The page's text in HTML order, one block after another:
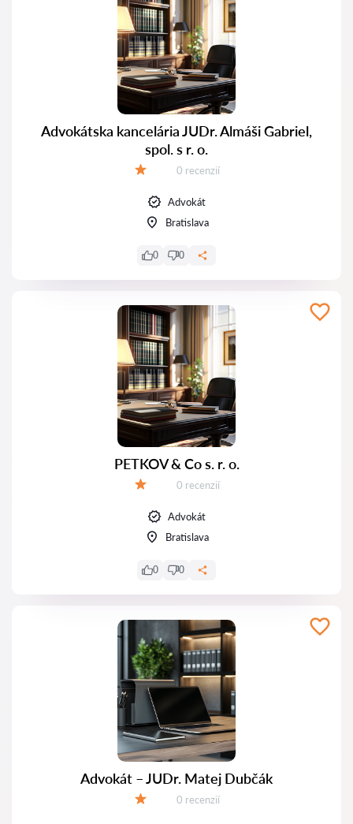
Advokátska kancelária JUDr. Almáši Gabriel,
spol. s r. o.
Recenzií:
0 recenzií
Advokát
Bratislava
0 0
PETKOV & Co s. r. o.
Recenzií:
0 recenzií
Advokát
Bratislava
0 0
Advokát – JUDr. Matej Dubčák
Recenzií:
0 recenzií